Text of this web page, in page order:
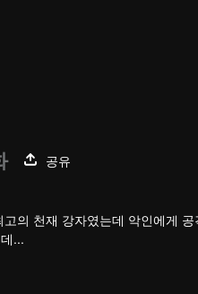
공유
의 천재 강자였는데 악인에게
...
곳에서, 동명이인 소년이 우연히
, 사랑하는 모든 것을 지키기 위